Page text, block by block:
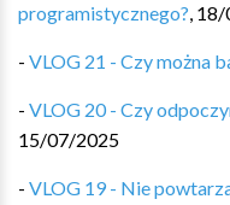
programistycznego?, 18/
- VLOG 21 - Czy można
- VLOG 20 - Czy
15/07/2025
- VLOG 19 - Nie